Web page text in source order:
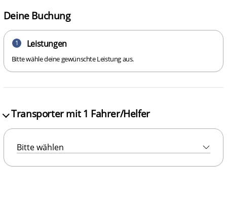
Transporter mit 1 Fahrer/Helfer
Deine Buchung
1 Leistungen
Bitte wähle deine gewünschte Leistung aus.